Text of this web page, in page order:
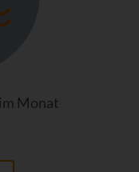
Monat